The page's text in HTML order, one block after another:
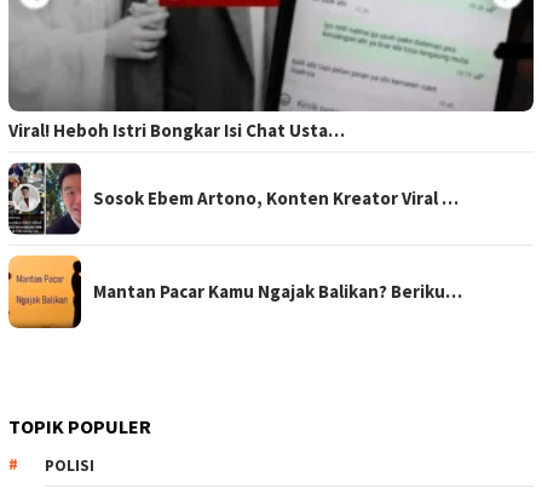
Viral! Heboh Istri Bongkar Isi Chat Usta…
Sosok Ebem Artono, Konten Kreator Viral …
Mantan Pacar Kamu Ngajak Balikan? Beriku…
TOPIK POPULER
POLISI